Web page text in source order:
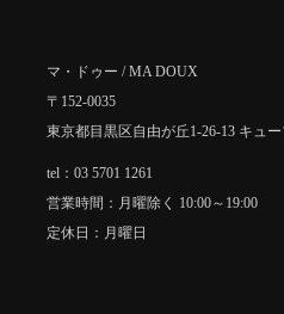
マ・ドゥー / MA DOUX
〒152-0035
東京都目黒区自由が丘1-26-13 キュ
tel：03 5701 1261
営業時間：月曜除く 10:00～19:00
定休日：月曜日